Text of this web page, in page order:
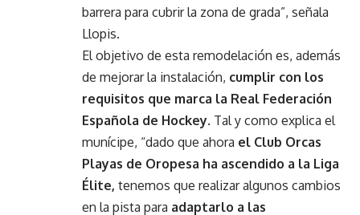
barrera para cubrir la zona de grada”, señala
Llopis.
El objetivo de esta remodelación es, además
de mejorar la instalación, cumplir con los
requisitos que marca la Real Federación
Española de Hockey. Tal y como explica el
munícipe, “dado que ahora el Club Orcas
Playas de Oropesa ha ascendido a la Liga
Élite, tenemos que realizar algunos cambios
en la pista para adaptarlo a las